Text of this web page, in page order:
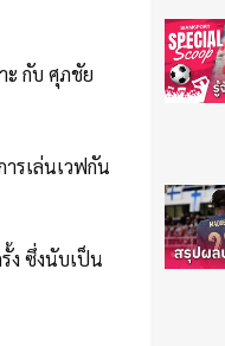
ะ กับ ศุภชัย
รเล่นเวฟกัน
ง ซึ่งนับเป็น